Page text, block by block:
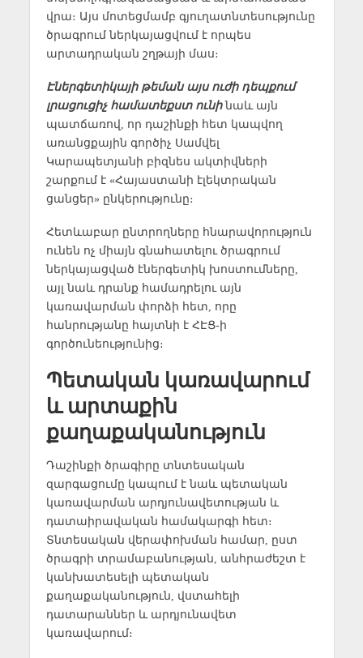
վրա։ Այս մոտեցմամբ գյուղատնտեսությունը
ծրագրում ներկայացվում է որպես
արտադրական շղթայի մաս։
Էներգետիկայի թեման այս ուժի դեպքում
լրացուցիչ համատեքստ ունինաև այն
պատճառով, որ դաշինքի հետ կապվող
առանցքային գործիչ Սամվել
Կարապետյանի բիզնես ակտիվների
շարքում է «Հայաստանի էլեկտրական
ցանցեր» ընկերությունը։
Հետևաբար ընտրողները հնարավորություն
ունեն ոչ միայն գնահատելու ծրագրում
ներկայացված էներգետիկ խոստումները,
այլ նաև դրանք համադրելու այն
կառավարման փորձի հետ, որը
հանրությանը հայտնի է ՀԷՑ-ի
գործունեությունից։
Պետական կառավարում
և արտաքին
քաղաքականություն
Դաշինքի ծրագիրը տնտեսական
զարգացումը կապում է նաև պետական
կառավարման արդյունավետության և
դատաիրավական համակարգի հետ։
Տնտեսական վերափոխման համար, ըստ
ծրագրի տրամաբանության, անհրաժեշտ է
կանխատեսելի պետական
քաղաքականություն, վստահելի
դատարաններ և արդյունավետ
կառավարում։